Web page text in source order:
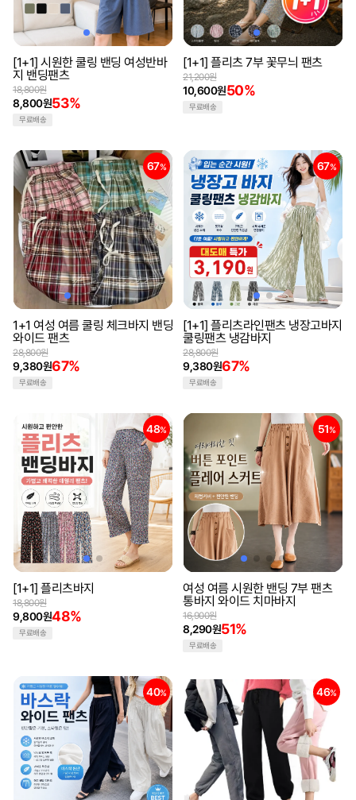
[1+1] 시원한 쿨링 밴딩 여성반바
지 밴딩팬츠
8,800원53%
18,800원
무료배송
[1+1] 플리츠 7부 꽃무늬 팬츠
10,600원50%
21,200원
무료배송
67%
1+1 여성 여름 쿨링 체크바지 밴딩
와이드 팬츠
9,380원67%
28,800원
무료배송
67%
[1+1] 플리츠라인팬츠 냉장고바지
쿨링팬츠 냉감바지
9,380원67%
28,800원
무료배송
48%
[1+1] 플리츠바지
9,800원48%
18,800원
무료배송
51%
여성 여름 시원한 밴딩 7부 팬츠
통바지 와이드 치마바지
8,290원51%
16,900원
무료배송
40% 46%